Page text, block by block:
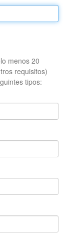
menos 20
requisitos)
tipos: